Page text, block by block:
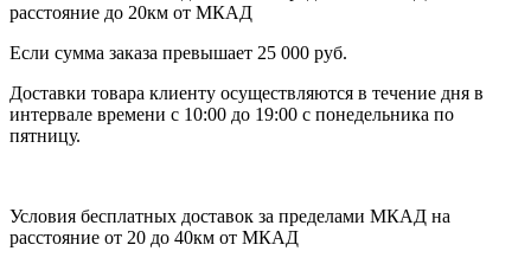
расстояние до 20км от МКАД
Если сумма заказа превышает 25 000 руб.
Доставки товара клиенту осуществляются в течение дня в
интервале времени с 10:00 до 19:00 с понедельника по
пятницу.
Условия бесплатных доставок за пределами МКАД на
расстояние от 20 до 40км от МКАД